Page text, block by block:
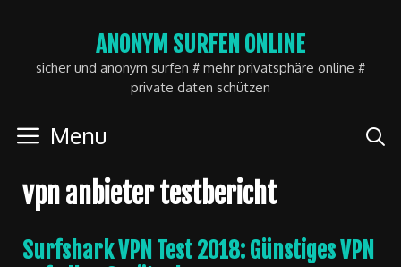
content
ANONYM SURFEN ONLINE
sicher und anonym surfen # mehr privatsphäre online #
private daten schützen
Menu
vpn anbieter testbericht
Surfshark VPN Test 2018: Günstiges VPN